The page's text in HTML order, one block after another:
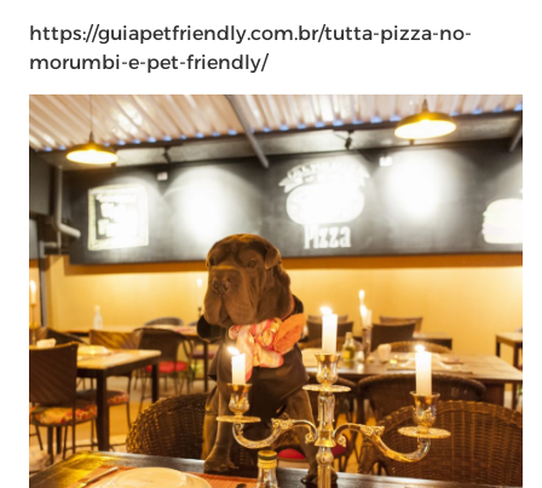
https://guiapetfriendly.com.br/tutta-pizza-no-
morumbi-e-pet-friendly/